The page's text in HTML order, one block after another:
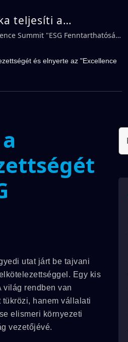
teljesíti a
és elnyerte az
| DAILYWELL
Summit "ESG Fenntarthatósági
és elnyerte az "Excellence
utat járt be tajvani
Egy kis
világ rendben van
hanem vállalati
elismeri környezeti
vezetőjévé.